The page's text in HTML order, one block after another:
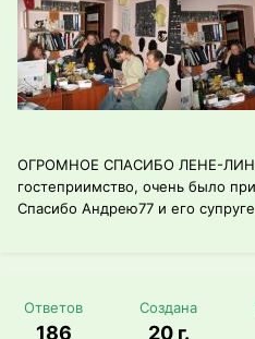
ОГРОМНОЕ СПАСИБО ЛЕНЕ-
гостеприимство, очень было
Спасибо Андрею77 и его
Ответов
186
Создана
20 г.